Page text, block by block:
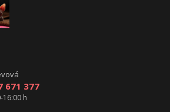
671 377
16:00 h